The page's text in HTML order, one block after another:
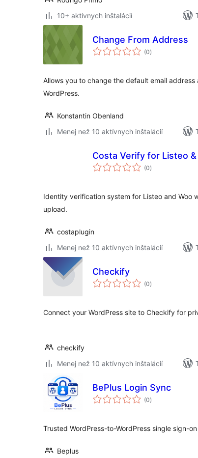
10+ aktívnych inštalácií
Change From Address
(0celkové
hodnotenie
)
Allows you to change the default email
WordPress.
Konstantin Obenland
Menej než 10 aktívnych inštalácií
Costa Verify for Listeo &
(0celkové
hodnotenie
)
Identity verification system for Listeo and Woo
upload.
costaplugin
Menej než 10 aktívnych inštalácií
Checkify
(0celkové
hodnotenie
)
Connect your WordPress site to Checkify for
checkify
Menej než 10 aktívnych inštalácií
BePlus Login Sync
(0celkové
hodnotenie
)
Trusted WordPress-to-WordPress single sign-
Beplus